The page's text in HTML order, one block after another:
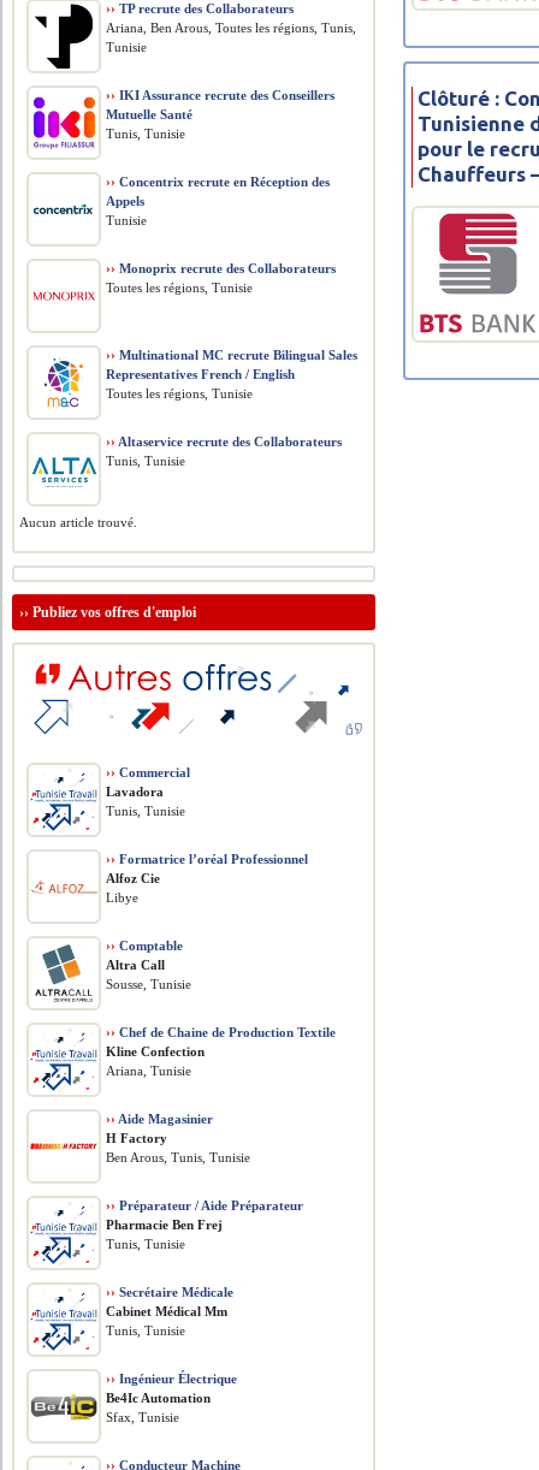
Clôturé :
Tunisienne
pour le
Chauffeurs
›› TP recrute des Collaborateurs
Ariana, Ben Arous, Toutes les régions, Tunis,
Tunisie
›› IKI Assurance recrute des Conseillers
Mutuelle Santé
Tunis, Tunisie
›› Concentrix recrute en Réception des
Appels
Tunisie
›› Monoprix recrute des Collaborateurs
Toutes les régions, Tunisie
›› Multinational MC recrute Bilingual Sales
Representatives French / English
Toutes les régions, Tunisie
›› Altaservice recrute des Collaborateurs
Tunis, Tunisie
Aucun article trouvé.
››Publiez vos offres d'emploi
›› Commercial
Lavadora
Tunis, Tunisie
›› Formatrice l’oréal Professionnel
Alfoz Cie
Libye
›› Comptable
Altra Call
Sousse, Tunisie
›› Chef de Chaine de Production Textile
Kline Confection
Ariana, Tunisie
›› Aide Magasinier
H Factory
Ben Arous, Tunis, Tunisie
›› Préparateur / Aide Préparateur
Pharmacie Ben Frej
Tunis, Tunisie
›› Secrétaire Médicale
Cabinet Médical Mm
Tunis, Tunisie
›› Ingénieur Électrique
Be4Ic Automation
Sfax, Tunisie
›› Conducteur Machine